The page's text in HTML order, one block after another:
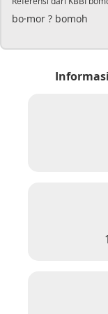
bo·mor ? bomoh